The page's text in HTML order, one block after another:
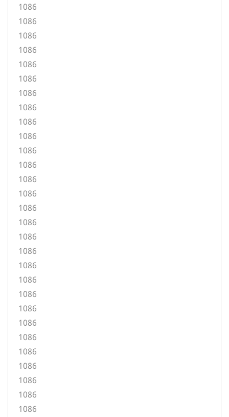
1086
1086
1086
1086
1086
1086
1086
1086
1086
1086
1086
1086
1086
1086
1086
1086
1086
1086
1086
1086
1086
1086
1086
1086
1086
1086
1086
1086
1086